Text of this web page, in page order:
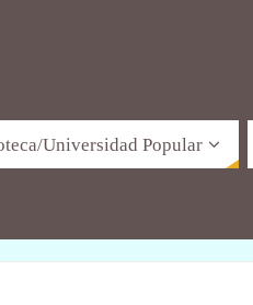
Universidad Popular